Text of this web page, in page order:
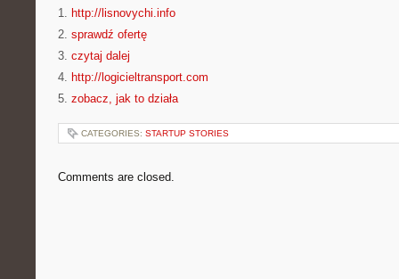
1. http://lisnovychi.info
2. sprawdź ofertę
3. czytaj dalej
4. http://logicieltransport.com
5. zobacz, jak to działa
CATEGORIES: STARTUP STORIES
Comments are closed.